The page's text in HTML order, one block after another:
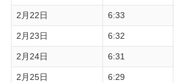
2月22日 6:33
2月23日 6:32
2月24日 6:31
2月25日 6:29